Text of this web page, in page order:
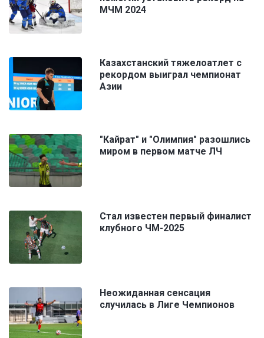
МЧМ 2024
Казахстанский тяжелоатлет с
рекордом выиграл чемпионат
Азии
"Кайрат" и "Олимпия" разошлись
миром в первом матче ЛЧ
Стал известен первый финалист
клубного ЧМ-2025
Неожиданная сенсация
случилась в Лиге Чемпионов